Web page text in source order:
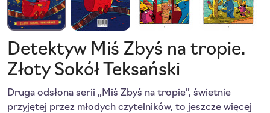
Detektyw Miś Zbyś na tropie.
Złoty Sokół Teksański
Druga odsłona serii „Miś Zbyś na tropie”, świetnie
przyjętej przez młodych czytelników, to jeszcze więcej